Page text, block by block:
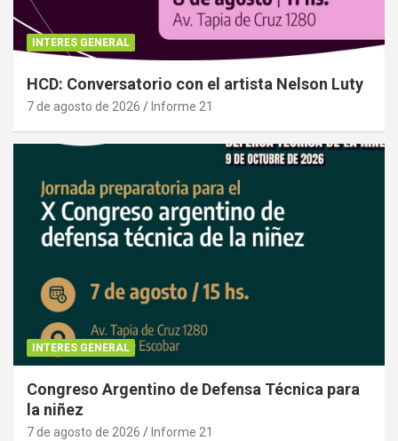
INTERES GENERAL
HCD: Conversatorio con el artista Nelson Luty
7 de agosto de 2026 Informe 21
INTERES GENERAL
Congreso Argentino de Defensa Técnica para
la niñez
7 de agosto de 2026 Informe 21